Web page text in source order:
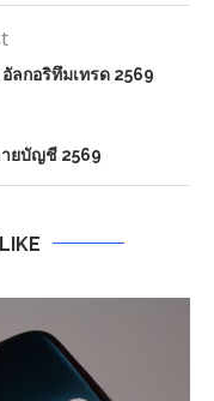
อัลกอริทึมเทรด 2569
ายบัญชี 2569